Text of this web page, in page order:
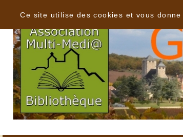
Ce site utilise des cookies et vous